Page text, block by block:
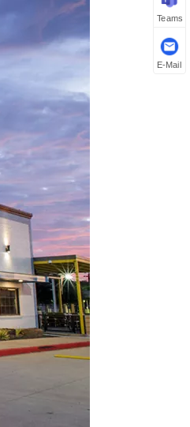
Teams
E-Mail